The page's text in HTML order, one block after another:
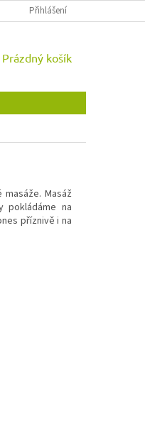
ÚDAJŮ
Přihlášení
NÁKUPNÍ
Prázdný košík
Masáž
pokládáme na
příznivě i na